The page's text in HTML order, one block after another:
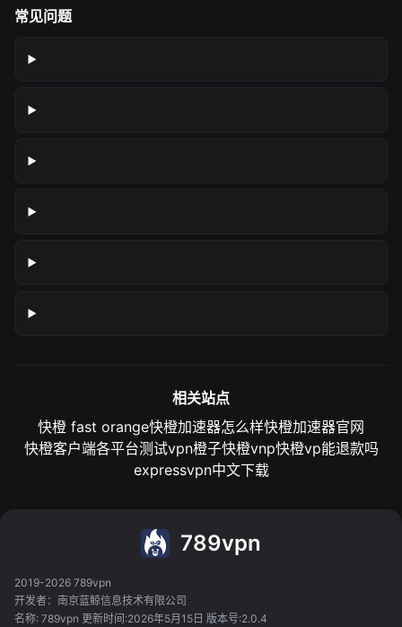
常见问题
相关站点
快橙 fast orange快橙加速器怎么样快橙加速器官网
快橙客户端各平台测试vpn橙子快橙vnp快橙vp能退款吗
expressvpn中文下载
789vpn
2019-2026 789vpn
开发者：南京蓝鲸信息技术有限公司
名称: 789vpn 更新时间:2026年5月15日 版本号:2.0.4